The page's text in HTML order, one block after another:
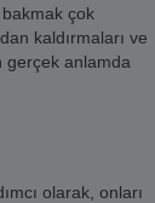
bakmak çok
kaldırmaları ve
gerçek anlamda
olarak, onları